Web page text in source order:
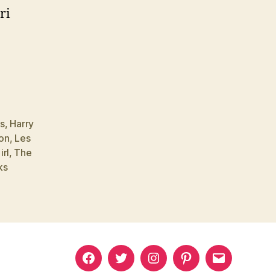
, Harry
, Les
, The
Murat Murat Murat PinterestMurat